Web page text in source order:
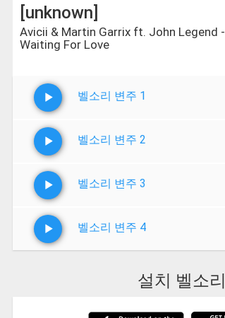
[unknown]
Avicii & Martin Garrix ft. John Legend -
Waiting For Love
벨소리 변주 1
벨소리 변주 2
벨소리 변주 3
벨소리 변주 4
설치 벨소리